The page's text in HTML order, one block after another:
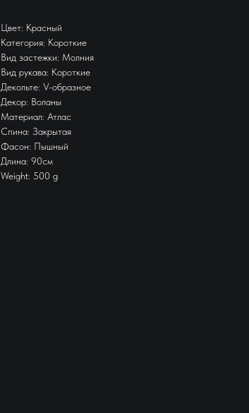
Цвет: Красный
Категория: Короткие
Вид застежки: Молния
Вид рукава: Короткие
Декольте: V-образное
Декор: Воланы
Материал: Атлас
Спина: Закрытая
Фасон: Пышный
Длина: 90см
Weight: 500 g